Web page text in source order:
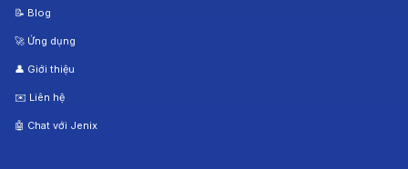
📝 Blog
🚀 Ứng dụng
👤 Giới thiệu
✉️ Liên hệ
🤖 Chat với Jenix